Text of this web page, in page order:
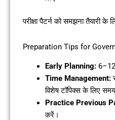
परीक्षा पैटर्न को समझना तैयारी के
Preparation Tips for
Early Planning:6–12
Time Management:
विशेष टॉपिक्स के लिए
Practice Previous
करें।